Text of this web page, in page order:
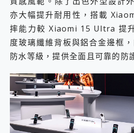
亦大幅提升耐用性，搭載
摔能力較 Xiaomi 15 Ultra 提
度玻璃纖維背板與鋁合金邊框
防水等級，提供全面且可靠的防